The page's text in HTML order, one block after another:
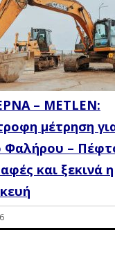
– METLEN:
μέτρηση
Φαλήρου –
και ξεκινά η